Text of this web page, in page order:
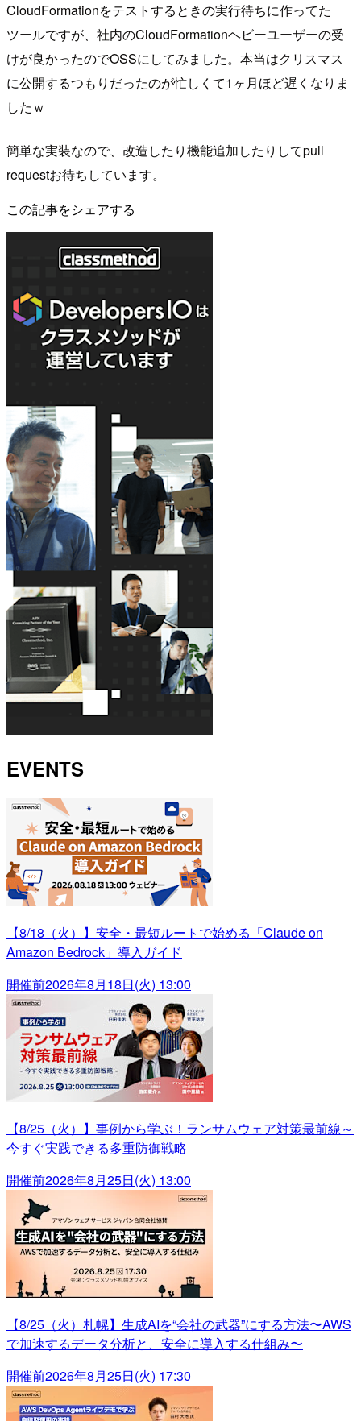
CloudFormationをテストするときの実行待ちに作ってた
ツールですが、社内のCloudFormationヘビーユーザーの受
けが良かったのでOSSにしてみました。本当はクリスマス
に公開するつもりだったのが忙しくて1ヶ月ほど遅くなりま
したｗ
簡単な実装なので、改造したり機能追加したりしてpull
requestお待ちしています。
この記事をシェアする
EVENTS
【8/18（火）】安全・最短ルートで始める「Claude on
Amazon Bedrock」導入ガイド
開催前2026年8月18日(火) 13:00
【8/25（火）】事例から学ぶ！ランサムウェア対策最前線～
今すぐ実践できる多重防御戦略
開催前2026年8月25日(火) 13:00
【8/25（火）札幌】生成AIを“会社の武器”にする方法〜AWS
で加速するデータ分析と、安全に導入する仕組み〜
開催前2026年8月25日(火) 17:30